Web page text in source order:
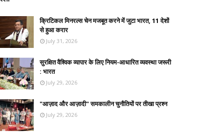
क्रिटिकल मिनरल्स चेन मजबूत करने में जुटा भारत, 11 देशों
से हुआ करार
July 31, 2026
सुरक्षित वैश्विक व्यापार के लिए नियम-आधारित व्यवस्था जरूरी
: भारत
July 29, 2026
"आज़ाद और आज़ादी" समकालीन चुनौतियों पर तीखा प्रश्न
July 29, 2026